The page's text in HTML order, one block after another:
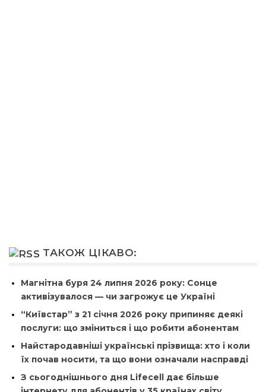
ТАКОЖ ЦІКАВО:
Магнітна буря 24 липня 2026 року: Сонце
активізувалося — чи загрожує це Україні
“Київстар” з 21 січня 2026 року припиняє деякі
послуги: що зміниться і що робити абонентам
Найстародавніші українські прізвища: хто і коли
їх почав носити, та що вони означали насправді
З сьогоднішнього дня Lifecell дає більше